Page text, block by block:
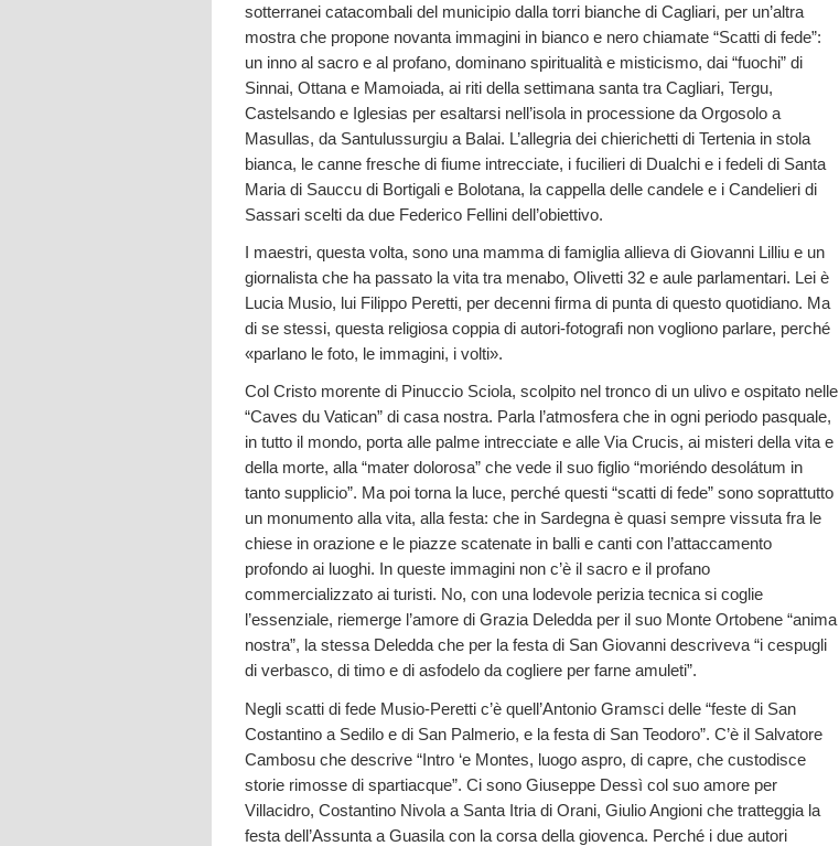
sotterranei catacombali del municipio dalla torri bianche di Cagliari, per un’altra
mostra che propone novanta immagini in bianco e nero chiamate “Scatti di fede”:
un inno al sacro e al profano, dominano spiritualità e misticismo, dai “fuochi” di
Sinnai, Ottana e Mamoiada, ai riti della settimana santa tra Cagliari, Tergu,
Castelsando e Iglesias per esaltarsi nell’isola in processione da Orgosolo a
Masullas, da Santulussurgiu a Balai. L’allegria dei chierichetti di Tertenia in stola
bianca, le canne fresche di fiume intrecciate, i fucilieri di Dualchi e i fedeli di Santa
Maria di Sauccu di Bortigali e Bolotana, la cappella delle candele e i Candelieri di
Sassari scelti da due Federico Fellini dell’obiettivo.
I maestri, questa volta, sono una mamma di famiglia allieva di Giovanni Lilliu e un
giornalista che ha passato la vita tra menabo, Olivetti 32 e aule parlamentari. Lei è
Lucia Musio, lui Filippo Peretti, per decenni firma di punta di questo quotidiano. Ma
di se stessi, questa religiosa coppia di autori-fotografi non vogliono parlare, perché
«parlano le foto, le immagini, i volti».
Col Cristo morente di Pinuccio Sciola, scolpito nel tronco di un ulivo e ospitato nelle
“Caves du Vatican” di casa nostra. Parla l’atmosfera che in ogni periodo pasquale,
in tutto il mondo, porta alle palme intrecciate e alle Via Crucis, ai misteri della vita e
della morte, alla “mater dolorosa” che vede il suo figlio “moriéndo desolátum in
tanto supplicio”. Ma poi torna la luce, perché questi “scatti di fede” sono soprattutto
un monumento alla vita, alla festa: che in Sardegna è quasi sempre vissuta fra le
chiese in orazione e le piazze scatenate in balli e canti con l’attaccamento
profondo ai luoghi. In queste immagini non c’è il sacro e il profano
commercializzato ai turisti. No, con una lodevole perizia tecnica si coglie
l’essenziale, riemerge l’amore di Grazia Deledda per il suo Monte Ortobene “anima
nostra”, la stessa Deledda che per la festa di San Giovanni descriveva “i cespugli
di verbasco, di timo e di asfodelo da cogliere per farne amuleti”.
Negli scatti di fede Musio-Peretti c’è quell’Antonio Gramsci delle “feste di San
Costantino a Sedilo e di San Palmerio, e la festa di San Teodoro”. C’è il Salvatore
Cambosu che descrive “Intro ‘e Montes, luogo aspro, di capre, che custodisce
storie rimosse di spartiacque”. Ci sono Giuseppe Dessì col suo amore per
Villacidro, Costantino Nivola a Santa Itria di Orani, Giulio Angioni che tratteggia la
festa dell’Assunta a Guasila con la corsa della giovenca. Perché i due autori